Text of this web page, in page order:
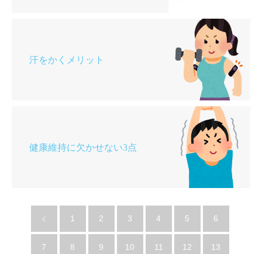
汗をかくメリット
健康維持に欠かせない3点
1 2 3 4 5 6
7 8 9 10 11 12 13